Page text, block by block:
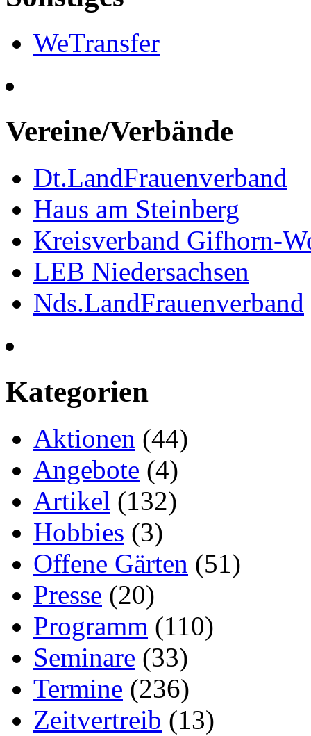
WeTransfer
Vereine/Verbände
Dt.LandFrauenverband
Haus am Steinberg
Kreisverband Gifhorn-
LEB Niedersachsen
Nds.LandFrauenverband
Kategorien
Aktionen (44)
Angebote (4)
Artikel (132)
Hobbies (3)
Offene Gärten (51)
Presse (20)
Programm (110)
Seminare (33)
Termine (236)
Zeitvertreib (13)